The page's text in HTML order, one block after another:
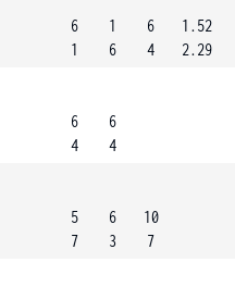
6
1
1
6
6
4
1.52
2.29
6
4
6
4
5
7
6
3
10
7